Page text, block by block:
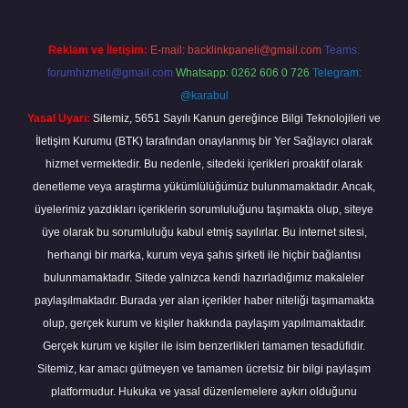
Reklam ve İletişim: E-mail: backlinkpaneli@gmail.com Teams:
forumhizmeti@gmail.com Whatsapp: 0262 606 0 726 Telegram:
@karabul
Yasal Uyarı: Sitemiz, 5651 Sayılı Kanun gereğince Bilgi Teknolojileri ve
İletişim Kurumu (BTK) tarafından onaylanmış bir Yer Sağlayıcı olarak
hizmet vermektedir. Bu nedenle, sitedeki içerikleri proaktif olarak
denetleme veya araştırma yükümlülüğümüz bulunmamaktadır. Ancak,
üyelerimiz yazdıkları içeriklerin sorumluluğunu taşımakta olup, siteye
üye olarak bu sorumluluğu kabul etmiş sayılırlar. Bu internet sitesi,
herhangi bir marka, kurum veya şahıs şirketi ile hiçbir bağlantısı
bulunmamaktadır. Sitede yalnızca kendi hazırladığımız makaleler
paylaşılmaktadır. Burada yer alan içerikler haber niteliği taşımamakta
olup, gerçek kurum ve kişiler hakkında paylaşım yapılmamaktadır.
Gerçek kurum ve kişiler ile isim benzerlikleri tamamen tesadüfidir.
Sitemiz, kar amacı gütmeyen ve tamamen ücretsiz bir bilgi paylaşım
platformudur. Hukuka ve yasal düzenlemelere aykırı olduğunu